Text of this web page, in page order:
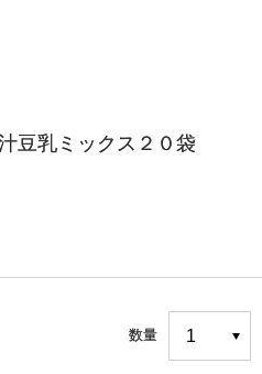
豆乳ミックス２０袋
数量